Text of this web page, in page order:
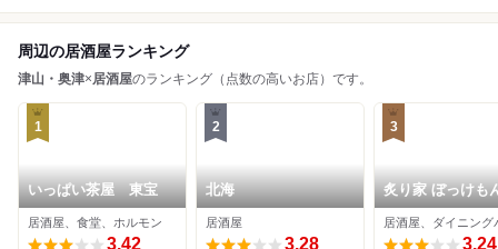
周辺の居酒屋ランキング
津山・奥津×居酒屋のランキング（点数の高いお店）です。
1
いっぱい茶屋 東宝
居酒屋、食堂、ホルモン
3.42
2
北海
居酒屋
3.28
3
炙り家 ぼっけも
居酒屋、ダイニング
3.24